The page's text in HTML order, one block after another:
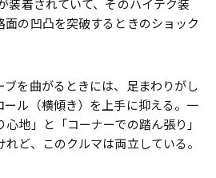
装着されていて、そのハイテク装
面の凹凸を突破するときのショック
ブを曲がるときには、足まわりがし
ール（横傾き）を上手に抑える。一
地」と「コーナーでの踏ん張り」
ど、このクルマは両立している。